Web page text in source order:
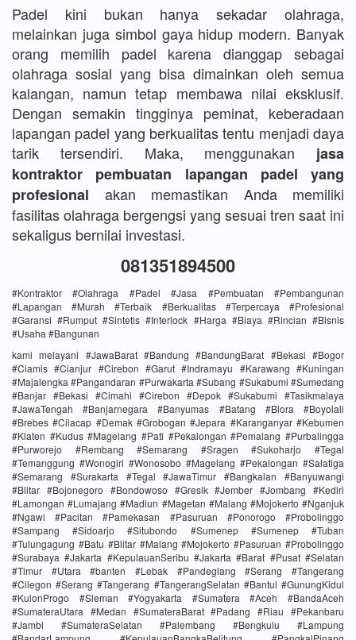
Padel kini bukan hanya sekadar olahraga,
melainkan juga simbol gaya hidup modern. Banyak
orang memilih padel karena dianggap sebagai
olahraga sosial yang bisa dimainkan oleh semua
kalangan, namun tetap membawa nilai eksklusif.
Dengan semakin tingginya peminat, keberadaan
lapangan padel yang berkualitas tentu menjadi daya
tarik tersendiri. Maka, menggunakan jasa
kontraktor pembuatan lapangan padel yang
profesional akan memastikan Anda memiliki
fasilitas olahraga bergengsi yang sesuai tren saat ini
sekaligus bernilai investasi.
081351894500
#Kontraktor #Olahraga #Padel #Jasa #Pembuatan #Pembangunan
#Lapangan #Murah #Terbaik #Berkualitas #Terpercaya #Profesional
#Garansi #Rumput #Sintetis #Interlock #Harga #Biaya #Rincian #Bisnis
#Usaha #Bangunan
kami melayani #JawaBarat #Bandung #BandungBarat #Bekasi #Bogor
#Ciamis #Cianjur #Cirebon #Garut #Indramayu #Karawang #Kuningan
#Majalengka #Pangandaran #Purwakarta #Subang #Sukabumi #Sumedang
#Banjar #Bekasi #Cimahi #Cirebon #Depok #Sukabumi #Tasikmalaya
#JawaTengah #Banjarnegara #Banyumas #Batang #Blora #Boyolali
#Brebes #Cilacap #Demak #Grobogan #Jepara #Karanganyar #Kebumen
#Klaten #Kudus #Magelang #Pati #Pekalongan #Pemalang #Purbalingga
#Purworejo #Rembang #Semarang #Sragen #Sukoharjo #Tegal
#Temanggung #Wonogiri #Wonosobo #Magelang #Pekalongan #Salatiga
#Semarang #Surakarta #Tegal #JawaTimur #Bangkalan #Banyuwangi
#Blitar #Bojonegoro #Bondowoso #Gresik #Jember #Jombang #Kediri
#Lamongan #Lumajang #Madiun #Magetan #Malang #Mojokerto #Nganjuk
#Ngawi #Pacitan #Pamekasan #Pasuruan #Ponorogo #Probolinggo
#Sampang #Sidoarjo #Situbondo #Sumenep #Sumenep #Tuban
#Tulungagung #Batu #Blitar #Malang #Mojokerto #Pasuruan #Probolinggo
#Surabaya #Jakarta #KepulauanSeribu #Jakarta #Barat #Pusat #Selatan
#Timur #Utara #banten #Lebak #Pandeglang #Serang #Tangerang
#Cilegon #Serang #Tangerang #TangerangSelatan #Bantul #GunungKidul
#KulonProgo #Sleman #Yogyakarta #Sumatera #Aceh #BandaAceh
#SumateraUtara #Medan #SumateraBarat #Padang #Riau #Pekanbaru
#Jambi #SumateraSelatan #Palembang #Bengkulu #Lampung